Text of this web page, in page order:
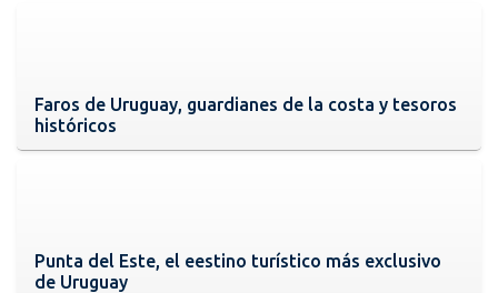
Faros de Uruguay, guardianes de la costa y tesoros
históricos
Punta del Este, el eestino turístico más exclusivo
de Uruguay